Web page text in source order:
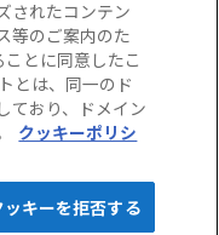
All Rights Reserved.
webで完結！
見積り・申込み
されたコンテン
等のご案内のた
とに同意したこ
とは、同一のド
ており、ドメイン
クッキーポリシ
ッキーを拒否する